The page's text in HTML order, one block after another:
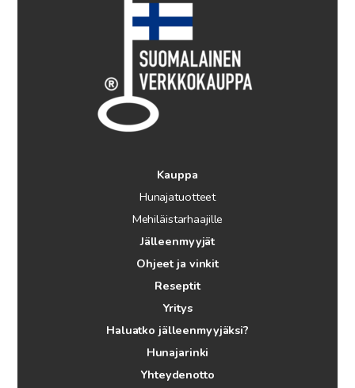
Kauppa
Hunajatuotteet
Mehiläistarhaajille
Jälleenmyyjät
Ohjeet ja vinkit
Reseptit
Yritys
Haluatko jälleenmyyjäksi?
Hunajarinki
Yhteydenotto